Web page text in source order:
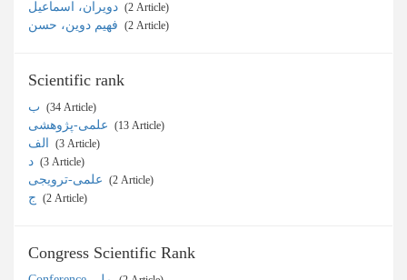
‎ (2 Article)
‎ (2 Article)
Scientific rank
‎ (34 Article)
‎ (13 Article)
‎ (3 Article)
‎ (3 Article)
‎ (2 Article)
‎ (2 Article)
Congress Scientific Rank